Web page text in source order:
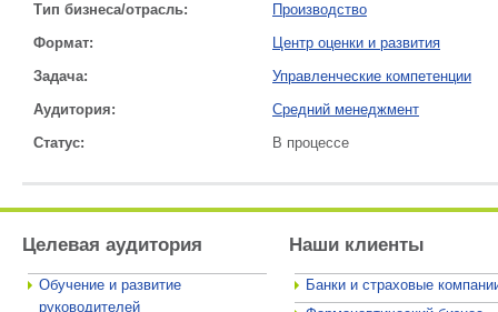
Тип бизнеса/отрасль:
Производство
Формат:
Центр оценки и развития
Задача:
Управленческие компетенции
Аудитория:
Средний менеджмент
Статус:
В процессе
Целевая аудитория
Обучение и развитие
руководителей
Наши клиенты
Банки и страховые